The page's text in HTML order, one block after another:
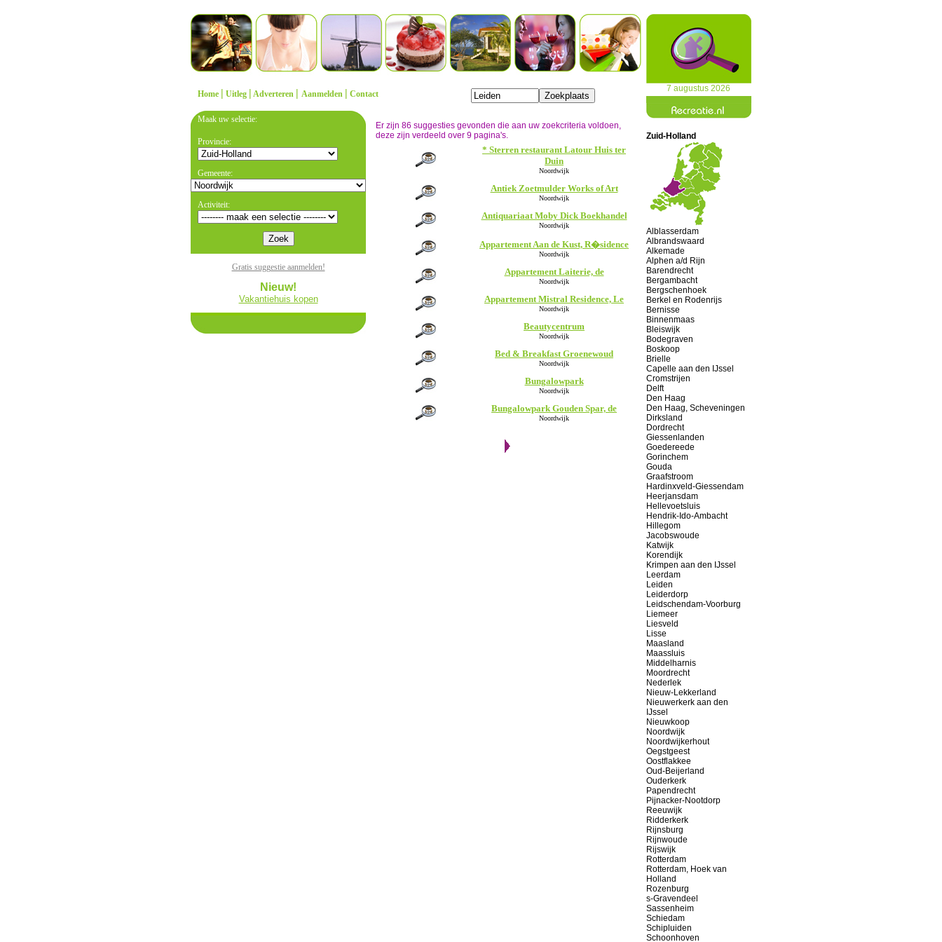
Home | Uitleg | Adverteren | Aanmelden | Contact
7 augustus 2026
Maak uw selectie:
Provincie:
Gemeente:
Activiteit:
Gratis suggestie aanmelden!
Nieuw!
Vakantiehuis kopen
Er zijn 86 suggesties gevonden die aan uw zoekcriteria voldoen,
deze zijn verdeeld over 9 pagina's.
* Sterren restaurant Latour Huis ter
Duin
Noordwijk
Antiek Zoetmulder Works of Art
Noordwijk
Antiquariaat Moby Dick Boekhandel
Noordwijk
Appartement Aan de Kust, R�sidence
Noordwijk
Appartement Laiterie, de
Noordwijk
Appartement Mistral Residence, Le
Noordwijk
Beautycentrum
Noordwijk
Bed & Breakfast Groenewoud
Noordwijk
Bungalowpark
Noordwijk
Bungalowpark Gouden Spar, de
Noordwijk
Zuid-Holland
Alblasserdam
Albrandswaard
Alkemade
Alphen a/d Rijn
Barendrecht
Bergambacht
Bergschenhoek
Berkel en Rodenrijs
Bernisse
Binnenmaas
Bleiswijk
Bodegraven
Boskoop
Brielle
Capelle aan den IJssel
Cromstrijen
Delft
Den Haag
Den Haag, Scheveningen
Dirksland
Dordrecht
Giessenlanden
Goedereede
Gorinchem
Gouda
Graafstroom
Hardinxveld-Giessendam
Heerjansdam
Hellevoetsluis
Hendrik-Ido-Ambacht
Hillegom
Jacobswoude
Katwijk
Korendijk
Krimpen aan den IJssel
Leerdam
Leiden
Leiderdorp
Leidschendam-Voorburg
Liemeer
Liesveld
Lisse
Maasland
Maassluis
Middelharnis
Moordrecht
Nederlek
Nieuw-Lekkerland
Nieuwerkerk aan den
IJssel
Nieuwkoop
Noordwijk
Noordwijkerhout
Oegstgeest
Oostflakkee
Oud-Beijerland
Ouderkerk
Papendrecht
Pijnacker-Nootdorp
Reeuwijk
Ridderkerk
Rijnsburg
Rijnwoude
Rijswijk
Rotterdam
Rotterdam, Hoek van
Holland
Rozenburg
s-Gravendeel
Sassenheim
Schiedam
Schipluiden
Schoonhoven